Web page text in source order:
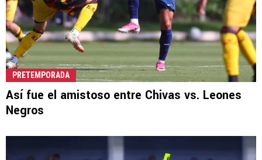
PRETEMPORADA
Así fue el amistoso entre Chivas vs. Leones
Negros